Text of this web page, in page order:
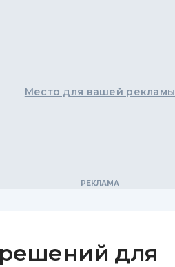
Место для вашей рекламы
для